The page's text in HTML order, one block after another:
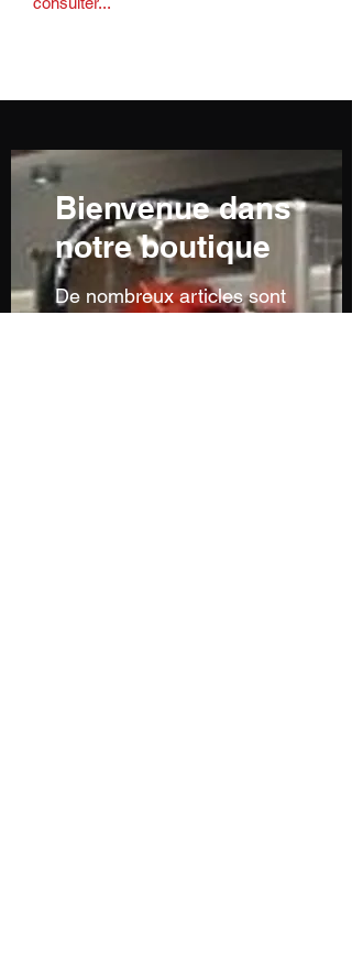
Bienvenue dans
notre boutique
De nombreux articles sont